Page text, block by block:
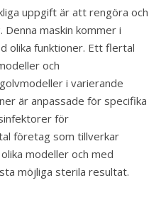
uppgift är att rengöra och
maskin kommer i
olika funktioner. Ett flertal
och
i varierande
är anpassade för specifika
för
företag som tillverkar
modeller och med
möjliga sterila resultat.